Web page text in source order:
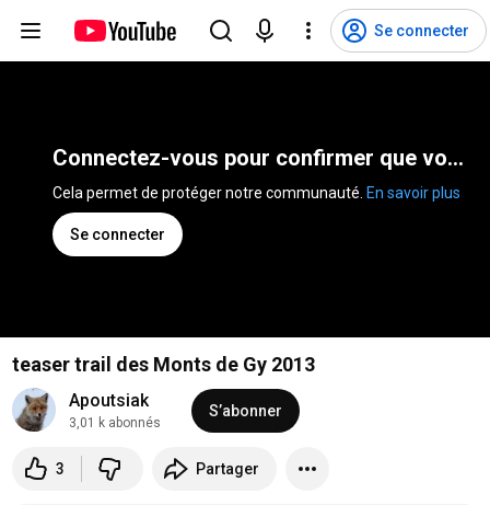
Se connecter
Connectez-vous pour confirmer que vous n'êtes pas un robot
En savoir plus
Se connecter
teaser trail des Monts de Gy 2013
Apoutsiak
3,01 k abonnés
S’abonner
3 Partager